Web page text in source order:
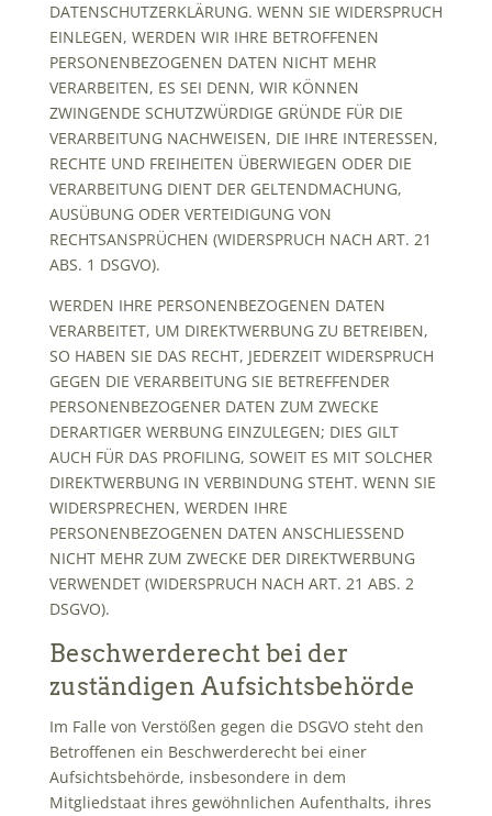
DATENSCHUTZERKLÄRUNG. WENN SIE WIDERSPRUCH
EINLEGEN, WERDEN WIR IHRE BETROFFENEN
PERSONENBEZOGENEN DATEN NICHT MEHR
VERARBEITEN, ES SEI DENN, WIR KÖNNEN
ZWINGENDE SCHUTZWÜRDIGE GRÜNDE FÜR DIE
VERARBEITUNG NACHWEISEN, DIE IHRE INTERESSEN,
RECHTE UND FREIHEITEN ÜBERWIEGEN ODER DIE
VERARBEITUNG DIENT DER GELTENDMACHUNG,
AUSÜBUNG ODER VERTEIDIGUNG VON
RECHTSANSPRÜCHEN (WIDERSPRUCH NACH ART. 21
ABS. 1 DSGVO).
WERDEN IHRE PERSONENBEZOGENEN DATEN
VERARBEITET, UM DIREKTWERBUNG ZU BETREIBEN,
SO HABEN SIE DAS RECHT, JEDERZEIT WIDERSPRUCH
GEGEN DIE VERARBEITUNG SIE BETREFFENDER
PERSONENBEZOGENER DATEN ZUM ZWECKE
DERARTIGER WERBUNG EINZULEGEN; DIES GILT
AUCH FÜR DAS PROFILING, SOWEIT ES MIT SOLCHER
DIREKTWERBUNG IN VERBINDUNG STEHT. WENN SIE
WIDERSPRECHEN, WERDEN IHRE
PERSONENBEZOGENEN DATEN ANSCHLIESSEND
NICHT MEHR ZUM ZWECKE DER DIREKTWERBUNG
VERWENDET (WIDERSPRUCH NACH ART. 21 ABS. 2
DSGVO).
Beschwerde­recht bei der
zuständigen Aufsichts­behörde
Im Falle von Verstößen gegen die DSGVO steht den
Betroffenen ein Beschwerderecht bei einer
Aufsichtsbehörde, insbesondere in dem
Mitgliedstaat ihres gewöhnlichen Aufenthalts, ihres